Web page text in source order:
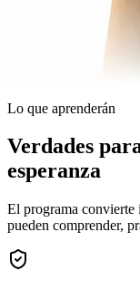
Lo que aprenderán
Verdades
esperanza
El programa convierte
pueden comprender,